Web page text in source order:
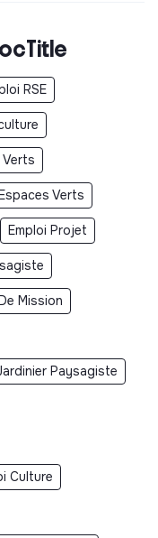
RSE
Verts
Emploi Projet
Mission
Paysagiste
Culture